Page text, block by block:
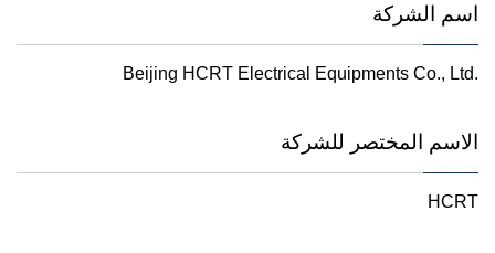
اسم الشركة
Beijing HCRT Electrical Equipments Co., Ltd.
الاسم المختصر للشركة
HCRT